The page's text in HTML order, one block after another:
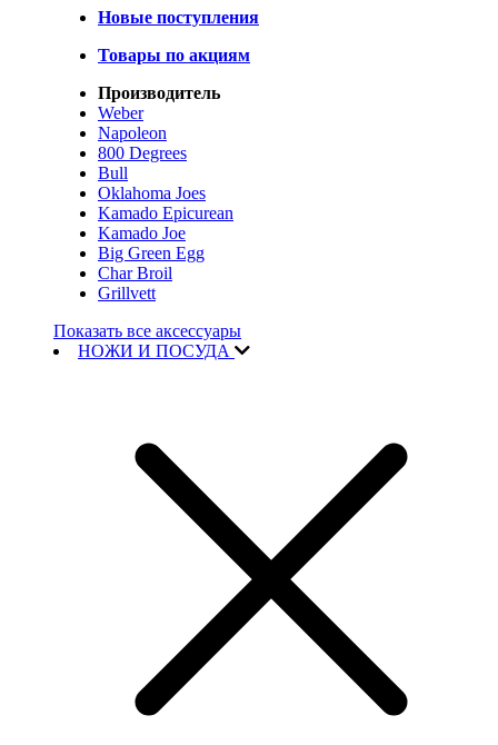
Новые поступления
Товары по акциям
Производитель
Weber
Napoleon
800 Degrees
Bull
Oklahoma Joes
Kamado Epicurean
Kamado Joe
Big Green Egg
Char Broil
Grillvett
Показать все аксессуары
НОЖИ И ПОСУДА